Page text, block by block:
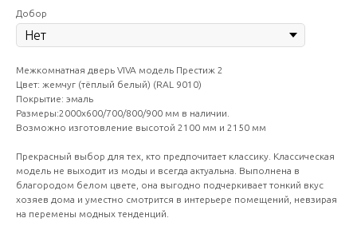
Добор
Межкомнатная дверь VIVA модель Престиж 2
Цвет: жемчуг (тёплый белый) (RAL 9010)
Покрытие: эмаль
Размеры:2000х600/700/800/900 мм в наличии.
Возможно изготовление высотой 2100 мм и 2150 мм
Прекрасный выбор для тех, кто предпочитает классику. Классическая
модель не выходит из моды и всегда актуальна. Выполнена в
благородом белом цвете, она выгодно подчеркивает тонкий вкус
хозяев дома и уместно смотрится в интерьере помещений, невзирая
на перемены модных тенденций.